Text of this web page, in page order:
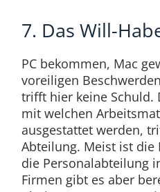
7. Das Will-
PC bekommen, Mac
voreiligen
trifft hier keine Schuld.
mit welchen
ausgestattet werden,
Abteilung. Meist ist die
die Personalabteilung
Firmen gibt es aber